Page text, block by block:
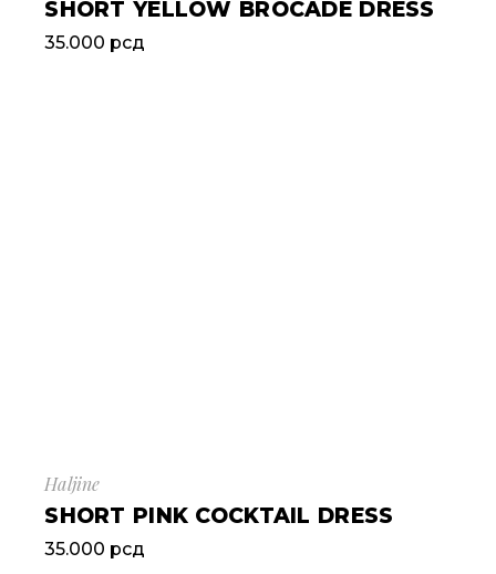
SHORT YELLOW BROCADE DRESS
35.000 рсд
Haljine
SHORT PINK COCKTAIL DRESS
35.000 рсд